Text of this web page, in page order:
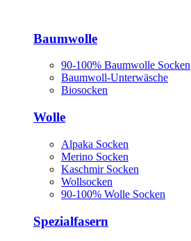
Baumwolle
90-100% Baumwolle Socken
Baumwoll-Unterwäsche
Biosocken
Wolle
Alpaka Socken
Merino Socken
Kaschmir Socken
Wollsocken
90-100% Wolle Socken
Spezialfasern